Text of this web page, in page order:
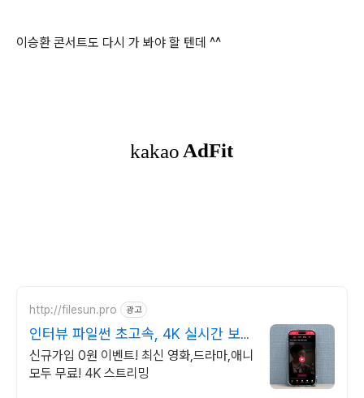
이승환 콘서트도 다시 가 봐야 할 텐데 ^^
http://filesun.pro 광고
인터뷰 파일썬 초고속, 4K 실시간 보
기!
신규가입 0원 이벤트! 최신 영화,드라마,애니
모두 무료! 4K 스트리밍